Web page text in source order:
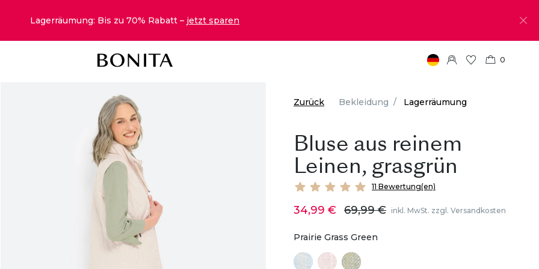
Lagerräumung: Bis zu 70% Rabatt – jetzt sparen
0
Zurück Bekleidung Lagerräumung
Bluse aus reinem
Leinen, grasgrün
11 Bewertung(en)
34,99 € 69,99 € inkl. MwSt. zzgl. Versandkosten
Prairie Grass Green